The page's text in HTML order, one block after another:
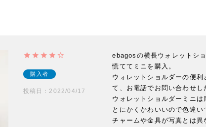
購入者
投稿日 2022/04/17
ebagosの横長ウォレットシ
慌ててミニを購入。
ウォレットショルダーの便
て、お電話でお問い合わせし
ウォレットショルダーミニは
とにかくかわいいので色違い
チャームや金具が写真とは